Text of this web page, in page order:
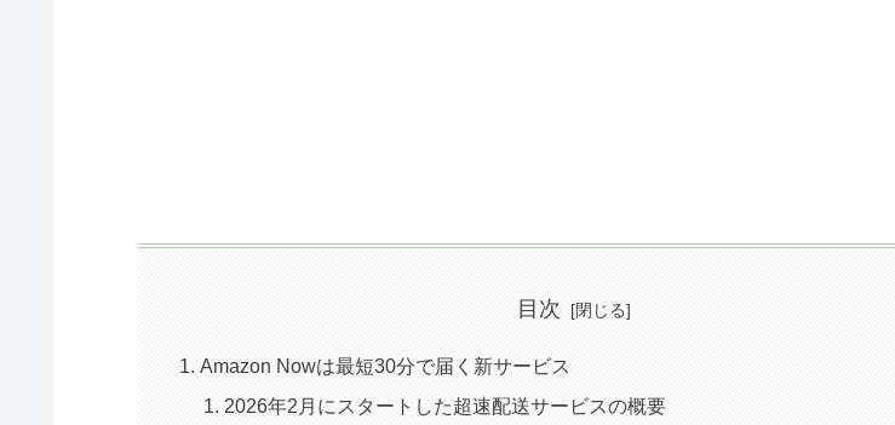
目次
Amazon Nowは最短30分で届く新サービス
2026年2月にスタートした超速配送サービスの概要